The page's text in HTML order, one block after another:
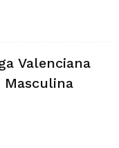
Valenciana
Masculina